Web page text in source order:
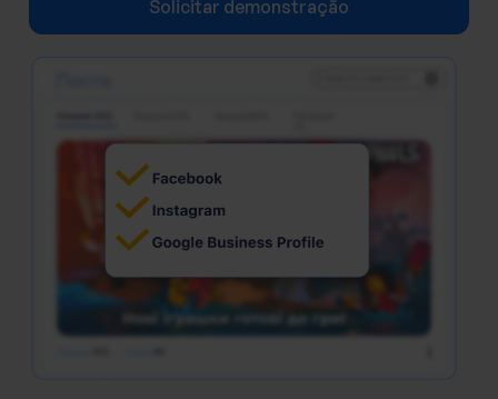
Solicitar demonstração